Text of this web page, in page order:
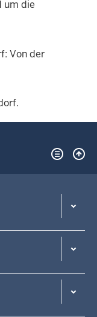
um die
Von der